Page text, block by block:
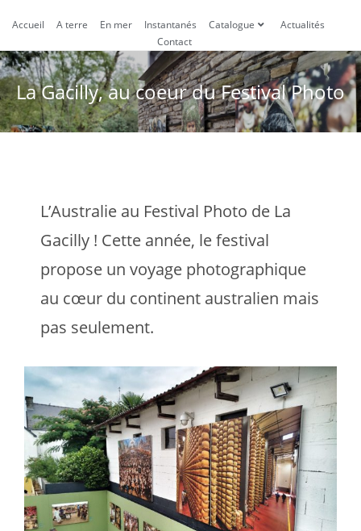
Accueil A terre En mer Instantanés Catalogue
Actualités
Contact
La Gacilly, au coeur du Festival Photo
L’Australie au Festival Photo de La
Gacilly ! Cette année, le festival
propose un voyage photographique
au cœur du continent australien mais
pas seulement.